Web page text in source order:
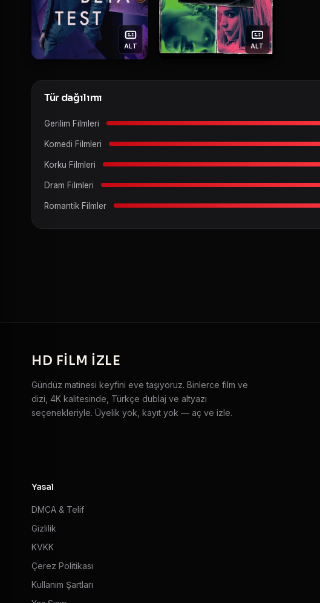
ALT ALT
Tür dağılımı
Gerilim Filmleri
Komedi Filmleri
Korku Filmleri
Dram Filmleri
Romantik Filmler
HD FILM IZLE
Gündüz matinesi keyfini eve taşıyoruz. Binlerce film ve
dizi, 4K kalitesinde, Türkçe dublaj ve altyazı
seçenekleriyle. Üyelik yok, kayıt yok — aç ve izle.
Yasal
DMCA & Telif
Gizlilik
KVKK
Çerez Politikası
Kullanım Şartları